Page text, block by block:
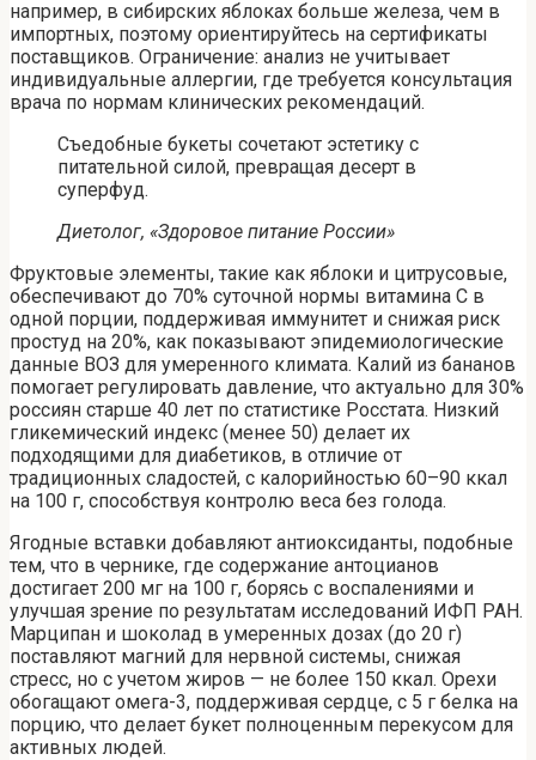
например, в сибирских яблоках больше железа, чем в
импортных, поэтому ориентируйтесь на сертификаты
поставщиков. Ограничение: анализ не учитывает
индивидуальные аллергии, где требуется консультация
врача по нормам клинических рекомендаций.
Съедобные букеты сочетают эстетику с
питательной силой, превращая десерт в
суперфуд.
Диетолог, «Здоровое питание России»
Фруктовые элементы, такие как яблоки и цитрусовые,
обеспечивают до 70% суточной нормы витамина С в
одной порции, поддерживая иммунитет и снижая риск
простуд на 20%, как показывают эпидемиологические
данные ВОЗ для умеренного климата. Калий из бананов
помогает регулировать давление, что актуально для 30%
россиян старше 40 лет по статистике Росстата. Низкий
гликемический индекс (менее 50) делает их
подходящими для диабетиков, в отличие от
традиционных сладостей, с калорийностью 60–90 ккал
на 100 г, способствуя контролю веса без голода.
Ягодные вставки добавляют антиоксиданты, подобные
тем, что в чернике, где содержание антоцианов
достигает 200 мг на 100 г, борясь с воспалениями и
улучшая зрение по результатам исследований ИФП РАН.
Марципан и шоколад в умеренных дозах (до 20 г)
поставляют магний для нервной системы, снижая
стресс, но с учетом жиров — не более 150 ккал. Орехи
обогащают омега-3, поддерживая сердце, с 5 г белка на
порцию, что делает букет полноценным перекусом для
активных людей.